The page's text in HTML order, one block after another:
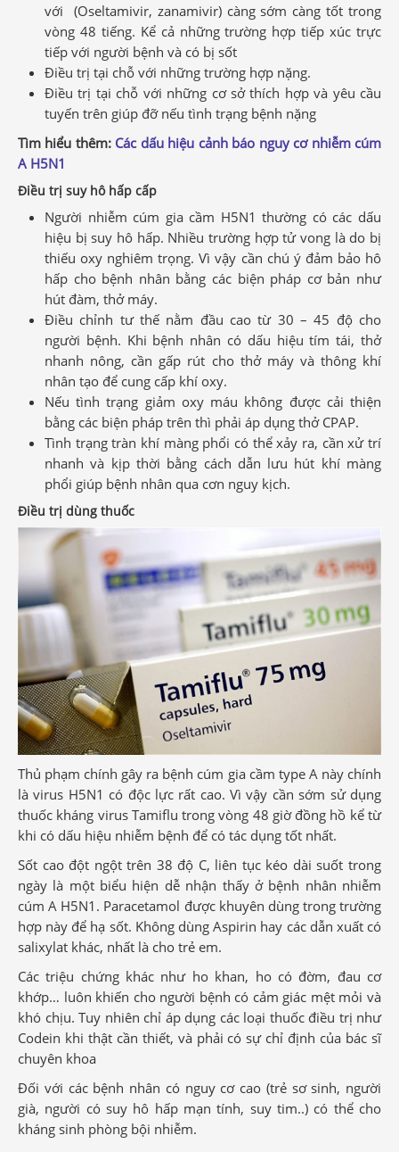
với (Oseltamivir, zanamivir) càng sớm càng tốt trong
vòng 48 tiếng. Kể cả những trường hợp tiếp xúc trực
tiếp với người bệnh và có bị sốt
Điều trị tại chỗ với những trường hợp nặng.
Điều trị tại chỗ với những cơ sở thích hợp và yêu cầu
tuyến trên giúp đỡ nếu tình trạng bệnh nặng
Tìm hiểu thêm: Các dấu hiệu cảnh báo nguy cơ nhiễm cúm
A H5N1
Điều trị suy hô hấp cấp
Người nhiễm cúm gia cầm H5N1 thường có các dấu
hiệu bị suy hô hấp. Nhiều trường hợp tử vong là do bị
thiếu oxy nghiêm trọng. Vì vậy cần chú ý đảm bảo hô
hấp cho bệnh nhân bằng các biện pháp cơ bản như
hút đàm, thở máy.
Điều chỉnh tư thế nằm đầu cao từ 30 – 45 độ cho
người bệnh. Khi bệnh nhân có dấu hiệu tím tái, thở
nhanh nông, cần gấp rút cho thở máy và thông khí
nhân tạo để cung cấp khí oxy.
Nếu tình trạng giảm oxy máu không được cải thiện
bằng các biện pháp trên thì phải áp dụng thở CPAP.
Tình trạng tràn khí màng phổi có thể xảy ra, cần xử trí
nhanh và kịp thời bằng cách dẫn lưu hút khí màng
phổi giúp bệnh nhân qua cơn nguy kịch.
Điều trị dùng thuốc
Thủ phạm chính gây ra bệnh cúm gia cầm type A này chính
là virus H5N1 có độc lực rất cao. Vì vậy cần sớm sử dụng
thuốc kháng virus Tamiflu trong vòng 48 giờ đồng hồ kể từ
khi có dấu hiệu nhiễm bệnh để có tác dụng tốt nhất.
Sốt cao đột ngột trên 38 độ C, liên tục kéo dài suốt trong
ngày là một biểu hiện dễ nhận thấy ở bệnh nhân nhiễm
cúm A H5N1. Paracetamol được khuyên dùng trong trường
hợp này để hạ sốt. Không dùng Aspirin hay các dẫn xuất có
salixylat khác, nhất là cho trẻ em.
Các triệu chứng khác như ho khan, ho có đờm, đau cơ
khớp… luôn khiến cho người bệnh có cảm giác mệt mỏi và
khó chịu. Tuy nhiên chỉ áp dụng các loại thuốc điều trị như
Codein khi thật cần thiết, và phải có sự chỉ định của bác sĩ
chuyên khoa
Đối với các bệnh nhân có nguy cơ cao (trẻ sơ sinh, người
già, người có suy hô hấp mạn tính, suy tim..) có thể cho
kháng sinh phòng bội nhiễm.